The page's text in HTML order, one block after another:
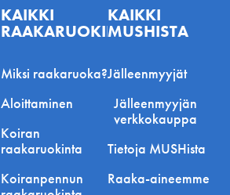
KAIKKI
RAAKARUOKINNASTA
Miksi raakaruoka?
Aloittaminen
Koiran
raakaruokinta
Koiranpennun
KAIKKI
MUSHISTA
Jälleenmyyjät
Jälleenmyyjän
verkkokauppa
Tietoja MUSHista
Raaka-aineemme